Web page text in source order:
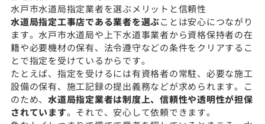
水戸市水道局指定業者を選ぶメリットと信頼性
水道局指定工事店である業者を選ぶことは安心につながり
ます。水戸市水道局や上下水道事業者から資格保持者の在
籍や必要機材の保有、法令遵守などの条件をクリアするこ
とで指定を受けているからです。
たとえば、指定を受けるには有資格者の常駐、必要な施工
設備の保有、施工記録の提出義務などが求められます。こ
のため、 水道局指定業者は制度上、信頼性や透明性が担保
されています。それで、安心して依頼できます。